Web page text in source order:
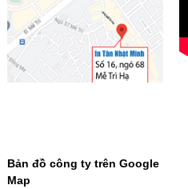
Bản đồ công ty trên Google
Map